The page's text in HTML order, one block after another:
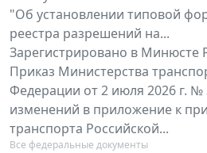
"Об установлении типовой
реестра разрешений на...
Зарегистрировано в Минюсте
Приказ Министерства
Федерации от 2 июля 2026 г.
изменений в приложение к
транспорта Российской...
Все федеральные документы